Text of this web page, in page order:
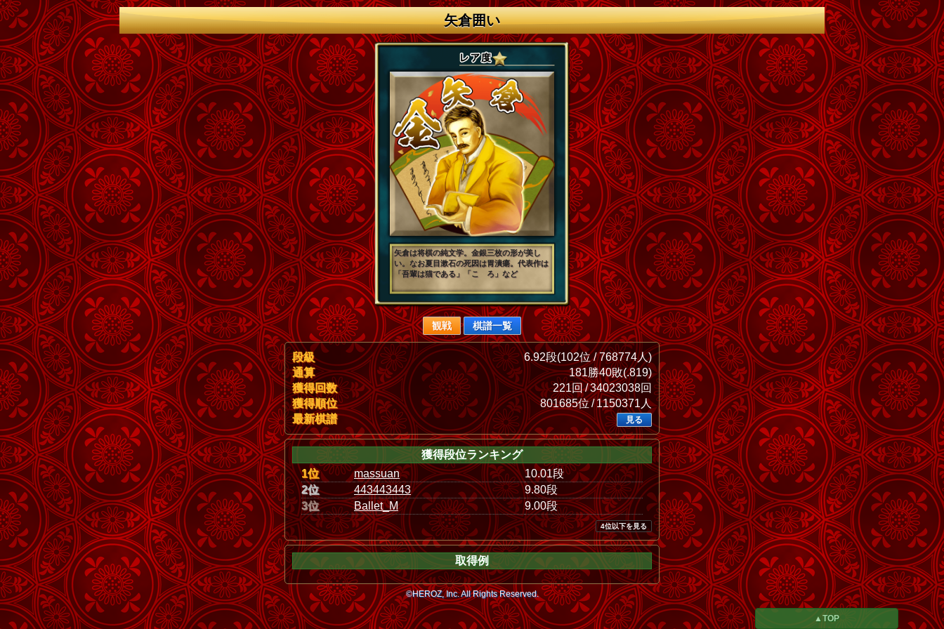
矢倉囲い
矢倉は将棋の純文学。金銀三枚の形が美し
い。なお夏目漱石の死因は胃潰瘍。代表作は
「吾輩は猫である」「こゝろ」など
観戦 棋譜一覧
段級
6.92段(102位 / 768774人)
通算
181勝40敗(.819)
獲得回数
221回 / 34023038回
獲得順位
801685位 / 1150371人
最新棋譜
見る
獲得段位ランキング
1位
massuan
10.01段
2位
443443443
9.80段
3位
Ballet_M 9.00段
4位以下を見る
取得例
©HEROZ, Inc. All Rights Reserved.
▲TOP